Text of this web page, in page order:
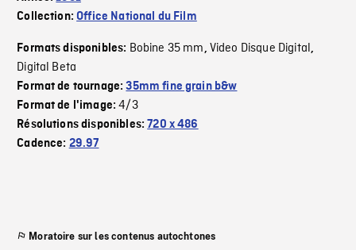
Collection:Office National du Film
Formats disponibles: Bobine 35 mm, Video Disque Digital,
Digital Beta
Format de tournage:35mm fine grain b&w
Format de l'image:4/3
Résolutions disponibles:720 x 486
Cadence: 29.97
Moratoire sur les contenus autochtones